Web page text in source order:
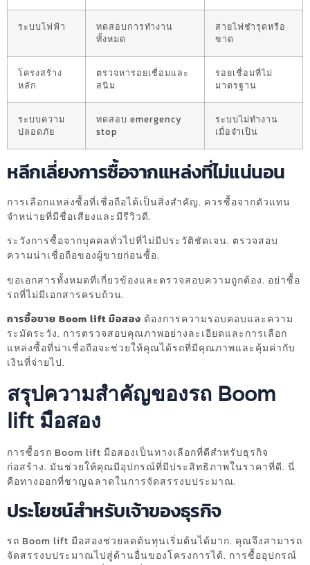
ระบบไฟฟ้า
ทดสอบการทำงาน
ทั้งหมด
สายไฟชำรุดหรือ
ขาด
โครงสร้าง
หลัก
ตรวจหารอยเชื่อมและ
สนิม
รอยเชื่อมที่ไม่
มาตรฐาน
ระบบความ
ปลอดภัย
ทดสอบ emergency
stop
ระบบไม่ทำงาน
เมื่อจำเป็น
หลีกเลี่ยงการซื้อจากแหล่งที่ไม่แน่นอน
การเลือกแหล่งซื้อที่เชื่อถือได้เป็นสิ่งสำคัญ. ควรซื้อจากตัวแทน
จำหน่ายที่มีชื่อเสียงและมีรีวิวดี.
ระวังการซื้อจากบุคคลทั่วไปที่ไม่มีประวัติชัดเจน. ตรวจสอบ
ความน่าเชื่อถือของผู้ขายก่อนซื้อ.
ขอเอกสารทั้งหมดที่เกี่ยวข้องและตรวจสอบความถูกต้อง. อย่าซื้อ
รถที่ไม่มีเอกสารครบถ้วน.
การซื้อขาย Boom lift มือสอง ต้องการความรอบคอบและความ
ระมัดระวัง. การตรวจสอบคุณภาพอย่างละเอียดและการเลือก
แหล่งซื้อที่น่าเชื่อถือจะช่วยให้คุณได้รถที่มีคุณภาพและคุ้มค่ากับ
เงินที่จ่ายไป.
สรุปความสำคัญของรถ Boom
lift มือสอง
การซื้อรถ Boom lift มือสองเป็นทางเลือกที่ดีสำหรับธุรกิจ
ก่อสร้าง. มันช่วยให้คุณมีอุปกรณ์ที่มีประสิทธิภาพในราคาที่ดี. นี่
คือทางออกที่ชาญฉลาดในการจัดสรรงบประมาณ.
ประโยชน์สำหรับเจ้าของธุรกิจ
รถ Boom lift มือสองช่วยลดต้นทุนเริ่มต้นได้มาก. คุณจึงสามารถ
จัดสรรงบประมาณไปสู่ด้านอื่นของโครงการได้. การซื้ออุปกรณ์